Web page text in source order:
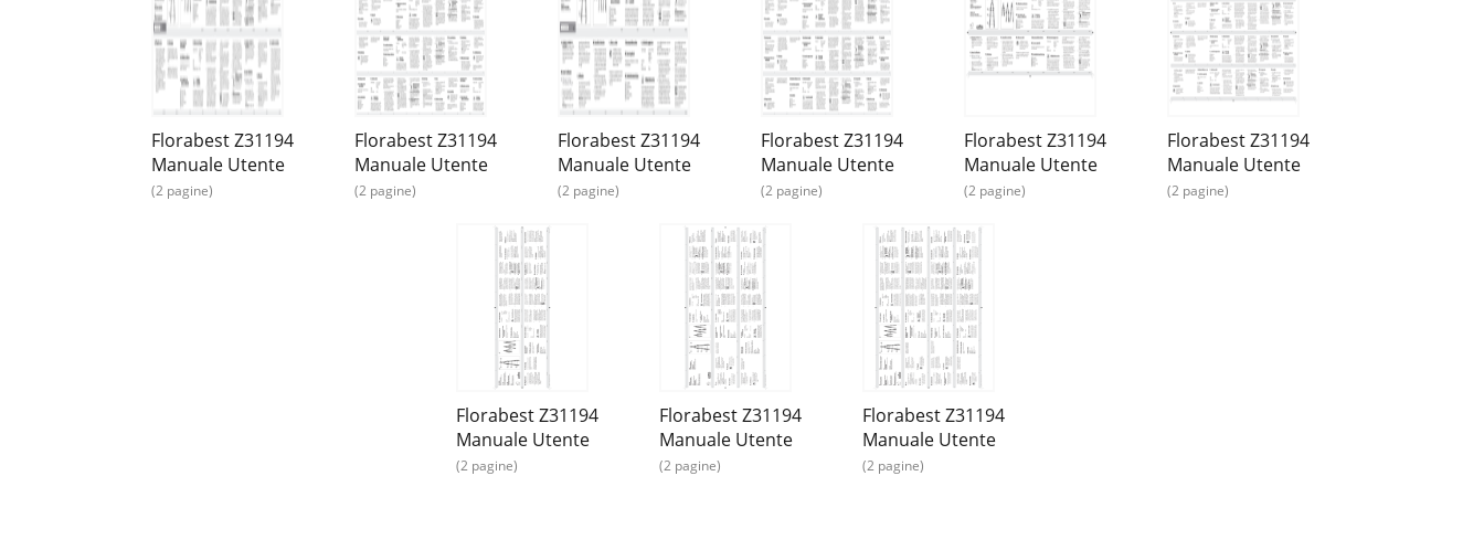
Florabest Z31194
Manuale Utente
(2 pagine)
Florabest Z31194
Manuale Utente
(2 pagine)
Florabest Z31194
Manuale Utente
(2 pagine)
Florabest Z31194
Manuale Utente
(2 pagine)
Florabest Z31194
Manuale Utente
(2 pagine)
Florabest Z31194
Manuale Utente
(2 pagine)
Florabest Z31194
Manuale Utente
(2 pagine)
Florabest Z31194
Manuale Utente
(2 pagine)
Florabest Z31194
Manuale Utente
(2 pagine)